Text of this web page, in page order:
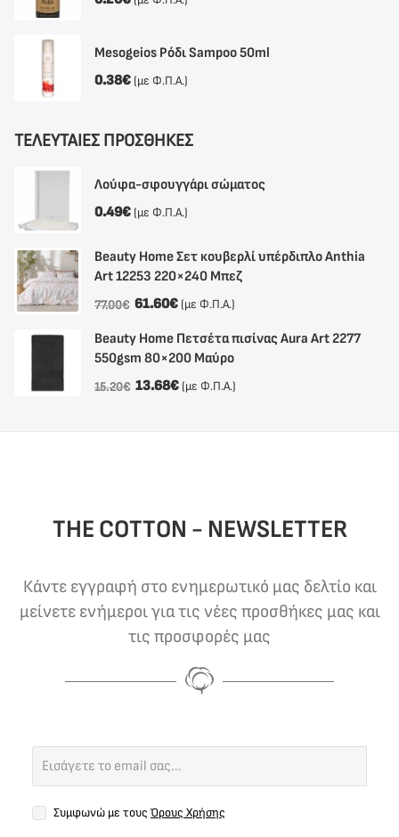
Mesogeios Ρόδι Sampoo 50ml
0.38€ (με Φ.Π.Α.)
ΤΕΛΕΥΤΑΙΕΣ ΠΡΟΣΘΗΚΕΣ
Λούφα-σφουγγάρι σώματος
0.49€ (με Φ.Π.Α.)
Beauty Home Σετ κουβερλί υπέρδιπλο Anthia
Αrt 12253 220×240 Μπεζ
77.00€ 61.60€ (με Φ.Π.Α.)
Beauty Home Πετσέτα πισίνας Aura Art 2277
550gsm 80×200 Μαύρο
15.20€ 13.68€ (με Φ.Π.Α.)
THE COTTON - NEWSLETTER
Κάντε εγγραφή στο ενημερωτικό μας δελτίο και
μείνετε ενήμεροι για τις νέες προσθήκες μας και
τις προσφορές μας
Συμφωνώ με τους Όρους Χρήσης